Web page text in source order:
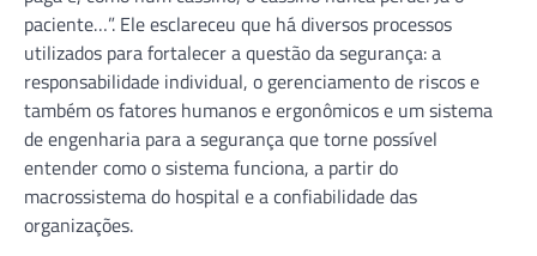
paciente…”. Ele esclareceu que há diversos processos
utilizados para fortalecer a questão da segurança: a
responsabilidade individual, o gerenciamento de riscos e
também os fatores humanos e ergonômicos e um sistema
de engenharia para a segurança que torne possível
entender como o sistema funciona, a partir do
macrossistema do hospital e a confiabilidade das
organizações.